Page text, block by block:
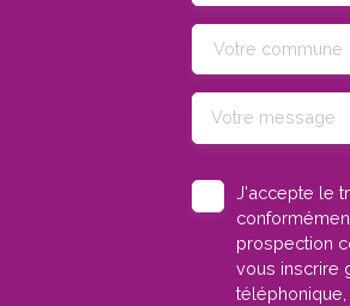
Votre commune
Votre message
J'accepte le
prospection
vous inscrire